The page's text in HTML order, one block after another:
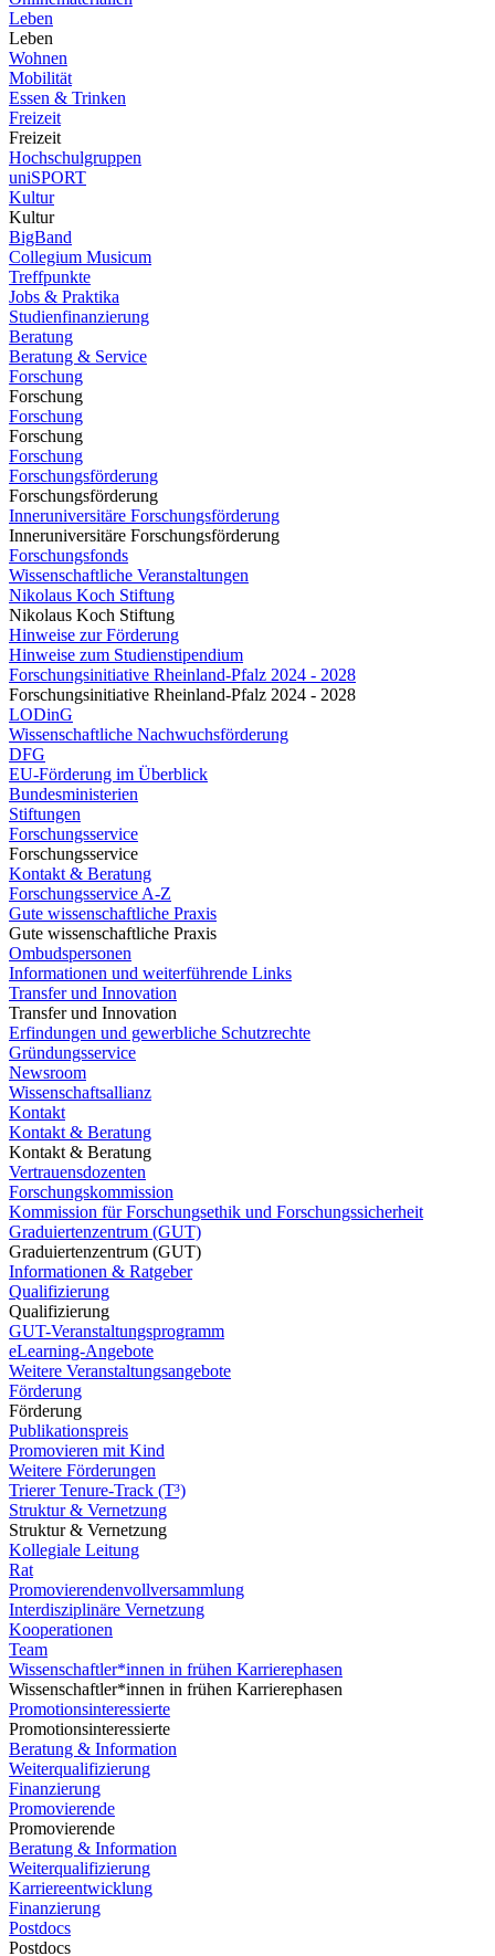
Leben
Leben
Wohnen
Mobilität
Essen & Trinken
Freizeit
Freizeit
Hochschulgruppen
uniSPORT
Kultur
Kultur
BigBand
Collegium Musicum
Treffpunkte
Jobs & Praktika
Studienfinanzierung
Beratung
Beratung & Service
Forschung
Forschung
Forschung
Forschung
Forschung
Forschungsförderung
Forschungsförderung
Inneruniversitäre Forschungsförderung
Inneruniversitäre Forschungsförderung
Forschungsfonds
Wissenschaftliche Veranstaltungen
Nikolaus Koch Stiftung
Nikolaus Koch Stiftung
Hinweise zur Förderung
Hinweise zum Studienstipendium
Forschungsinitiative Rheinland-Pfalz 2024 - 2028
Forschungsinitiative Rheinland-Pfalz 2024 - 2028
LODinG
Wissenschaftliche Nachwuchsförderung
DFG
EU-Förderung im Überblick
Bundesministerien
Stiftungen
Forschungsservice
Forschungsservice
Kontakt & Beratung
Forschungsservice A-Z
Gute wissenschaftliche Praxis
Gute wissenschaftliche Praxis
Ombudspersonen
Informationen und weiterführende Links
Transfer und Innovation
Transfer und Innovation
Erfindungen und gewerbliche Schutzrechte
Gründungsservice
Newsroom
Wissenschaftsallianz
Kontakt
Kontakt & Beratung
Kontakt & Beratung
Vertrauensdozenten
Forschungskommission
Kommission für Forschungsethik und Forschungssicherheit
Graduiertenzentrum (GUT)
Graduiertenzentrum (GUT)
Informationen & Ratgeber
Qualifizierung
Qualifizierung
GUT-Veranstaltungsprogramm
eLearning-Angebote
Weitere Veranstaltungsangebote
Förderung
Förderung
Publikationspreis
Promovieren mit Kind
Weitere Förderungen
Trierer Tenure-Track (T³)
Struktur & Vernetzung
Struktur & Vernetzung
Kollegiale Leitung
Rat
Promovierendenvollversammlung
Interdisziplinäre Vernetzung
Kooperationen
Team
Wissenschaftler*innen in frühen Karrierephasen
Wissenschaftler*innen in frühen Karrierephasen
Promotionsinteressierte
Promotionsinteressierte
Beratung & Information
Weiterqualifizierung
Finanzierung
Promovierende
Promovierende
Beratung & Information
Weiterqualifizierung
Karriereentwicklung
Finanzierung
Postdocs
Postdocs